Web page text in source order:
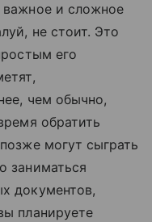
важное и сложное
не стоит. Это
его
чем обычно,
обратить
могут сыграть
заниматься
документов,
планируете